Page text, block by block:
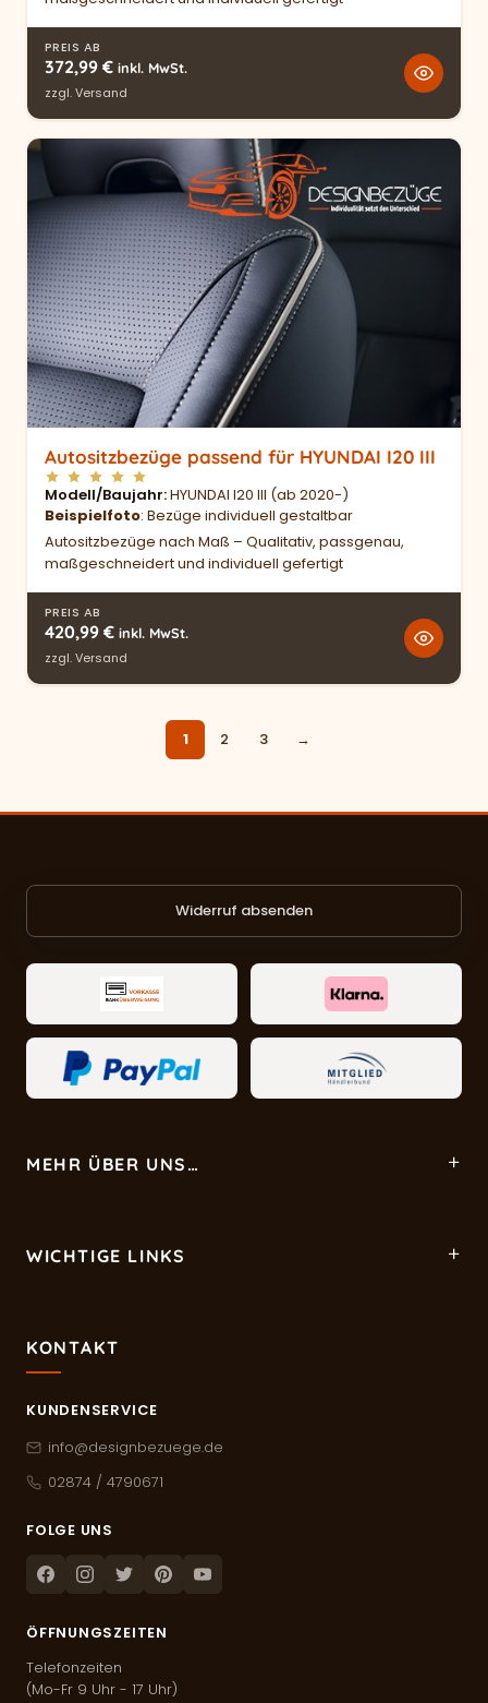
PREIS AB
372,99 € inkl. MwSt.
zzgl.Versand
Autositzbezüge passend für HYUNDAI I20 III
Modell/Baujahr HYUNDAI I20 III (ab 2020-)
Beispielfoto: Bezüge individuell gestaltbar
Autositzbezüge nach Maß – Qualitativ, passgenau,
maßgeschneidert und individuell gefertigt
PREIS AB
420,99 € inkl. MwSt.
zzgl.Versand
1 2 3 →
Widerruf absenden
MEHR ÜBER UNS…
WICHTIGE LINKS
KONTAKT
KUNDENSERVICE
info@designbezuege.de
02874 / 4790671
FOLGE UNS
FacebookInstagram
TwitterPinterestYoutube
ÖFFNUNGSZEITEN
Telefonzeiten
(Mo-Fr 9 Uhr - 17 Uhr)